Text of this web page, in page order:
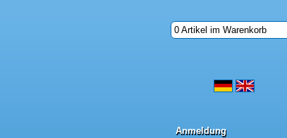
0 Artikel im Warenkorb
Anmeldung
Anmeldung